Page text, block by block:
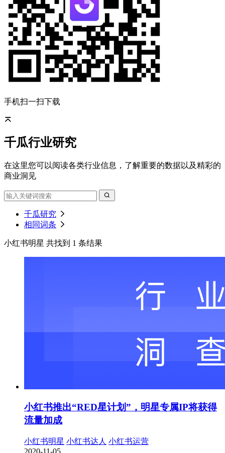
手机扫一扫下载
千瓜行业研究
在这里您可以阅读各类行业信息，了解重要的数据以及精彩的
商业洞见
千瓜研究
相同词条
小红书明星 共找到 1 条结果
小红书推出“RED星计划”，明星专属IP将获得
流量加成
小红书明星 小红书达人 小红书运营
2020-11-05